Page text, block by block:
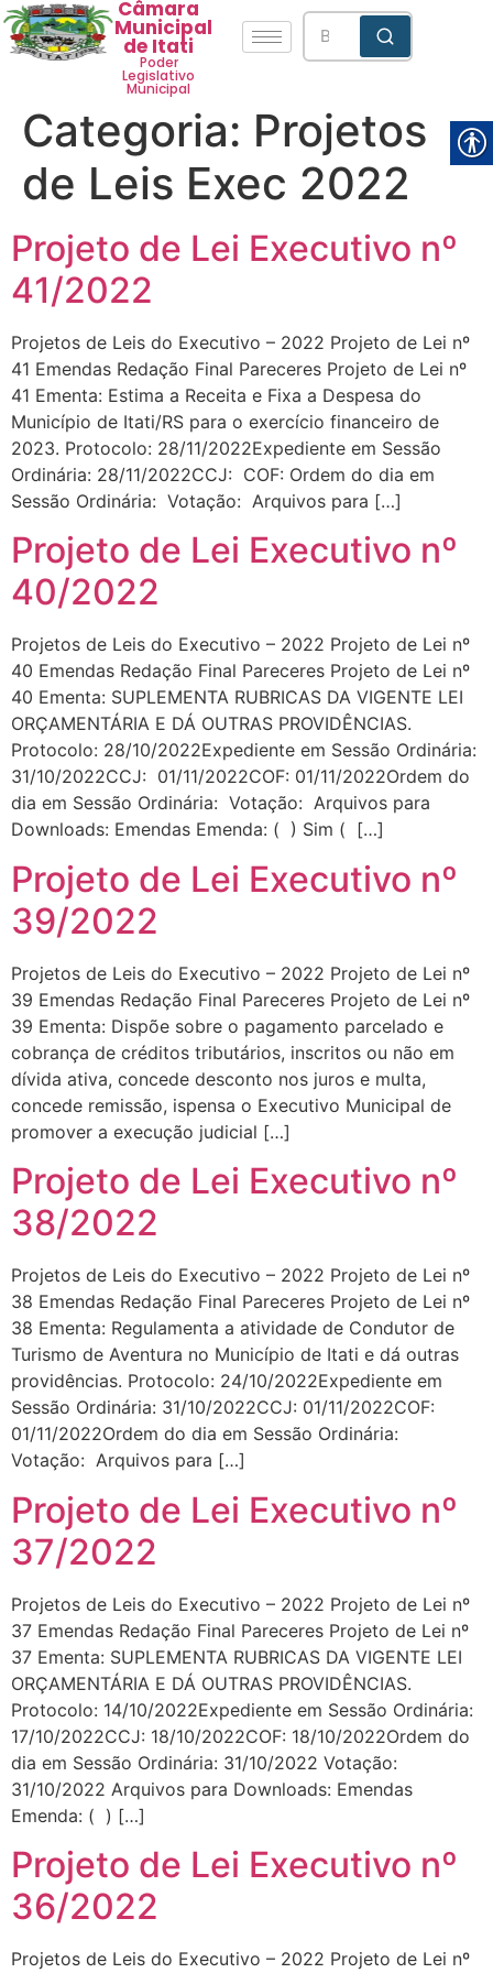
Câmara
Municipal
de Itati
Poder
Legislativo
Municipal
Categoria: Projetos
de Leis Exec 2022
Projeto de Lei Executivo nº
41/2022
Projetos de Leis do Executivo – 2022 Projeto de Lei nº
41 Emendas Redação Final Pareceres Projeto de Lei nº
41 Ementa: Estima a Receita e Fixa a Despesa do
Município de Itati/RS para o exercício financeiro de
2023. Protocolo: 28/11/2022Expediente em Sessão
Ordinária: 28/11/2022CCJ: COF: Ordem do dia em
Sessão Ordinária: Votação: Arquivos para […]
Projeto de Lei Executivo nº
40/2022
Projetos de Leis do Executivo – 2022 Projeto de Lei nº
40 Emendas Redação Final Pareceres Projeto de Lei nº
40 Ementa: SUPLEMENTA RUBRICAS DA VIGENTE LEI
ORÇAMENTÁRIA E DÁ OUTRAS PROVIDÊNCIAS.
Protocolo: 28/10/2022Expediente em Sessão Ordinária:
31/10/2022CCJ: 01/11/2022COF: 01/11/2022Ordem do
dia em Sessão Ordinária: Votação: Arquivos para
Downloads: Emendas Emenda: ( ) Sim ( […]
Projeto de Lei Executivo nº
39/2022
Projetos de Leis do Executivo – 2022 Projeto de Lei nº
39 Emendas Redação Final Pareceres Projeto de Lei nº
39 Ementa: Dispõe sobre o pagamento parcelado e
cobrança de créditos tributários, inscritos ou não em
dívida ativa, concede desconto nos juros e multa,
concede remissão, ispensa o Executivo Municipal de
promover a execução judicial […]
Projeto de Lei Executivo nº
38/2022
Projetos de Leis do Executivo – 2022 Projeto de Lei nº
38 Emendas Redação Final Pareceres Projeto de Lei nº
38 Ementa: Regulamenta a atividade de Condutor de
Turismo de Aventura no Município de Itati e dá outras
providências. Protocolo: 24/10/2022Expediente em
Sessão Ordinária: 31/10/2022CCJ: 01/11/2022COF:
01/11/2022Ordem do dia em Sessão Ordinária:
Votação: Arquivos para […]
Projeto de Lei Executivo nº
37/2022
Projetos de Leis do Executivo – 2022 Projeto de Lei nº
37 Emendas Redação Final Pareceres Projeto de Lei nº
37 Ementa: SUPLEMENTA RUBRICAS DA VIGENTE LEI
ORÇAMENTÁRIA E DÁ OUTRAS PROVIDÊNCIAS.
Protocolo: 14/10/2022Expediente em Sessão Ordinária:
17/10/2022CCJ: 18/10/2022COF: 18/10/2022Ordem do
dia em Sessão Ordinária: 31/10/2022 Votação:
31/10/2022 Arquivos para Downloads: Emendas
Emenda: ( ) […]
Projeto de Lei Executivo nº
36/2022
Projetos de Leis do Executivo – 2022 Projeto de Lei nº